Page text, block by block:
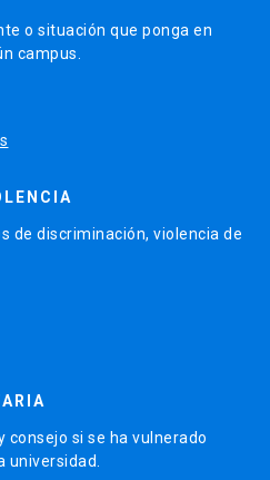
o situación que ponga en
campus.
de discriminación, violencia de
si se ha vulnerado
universidad.